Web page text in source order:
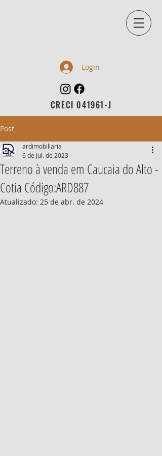
Login
CRECI 041961-J
Post
Terreno à venda em Caucaia do Alto -
Cotia Código:ARD887
ardimobiliaria
6 de jul. de 2023
Atualizado: 25 de abr. de 2024